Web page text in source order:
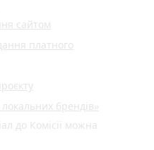
сайтом
платного
брендів»
до Комісії можна